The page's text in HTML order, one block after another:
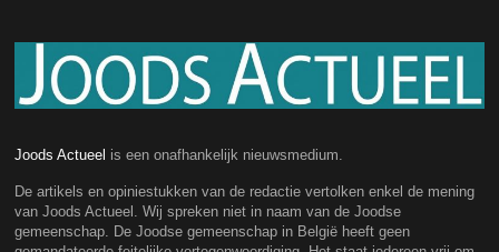
Joods Actueel is een onafhankelijk nieuwsmedium.
De artikels en opiniestukken van de redactie vertolken enkel de mening
van Joods Actueel. Wij spreken niet in naam van de Joodse
gemeenschap. De Joodse gemeenschap in België heeft geen